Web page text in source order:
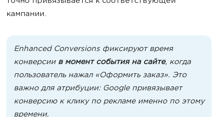
кампании.
Enhanced Conversions фиксируют время
конверсии в момент события на сайте, когда
пользователь нажал «Оформить заказ». Это
важно для атрибуции: Google привязывает
конверсию к клику по рекламе именно по этому
времени.